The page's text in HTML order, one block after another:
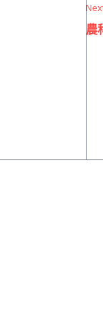
農